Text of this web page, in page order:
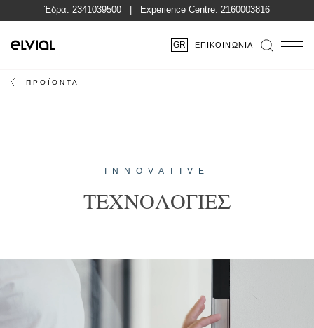
Έδρα: 2341039500 | Experience Centre: 2160003816
GR ΕΠΙΚΟΙΝΩΝΊΑ
ΠΡΟΪΟΝΤΑ
INNOVATIVE
ΤΕΧΝΟΛΟΓΙΕΣ